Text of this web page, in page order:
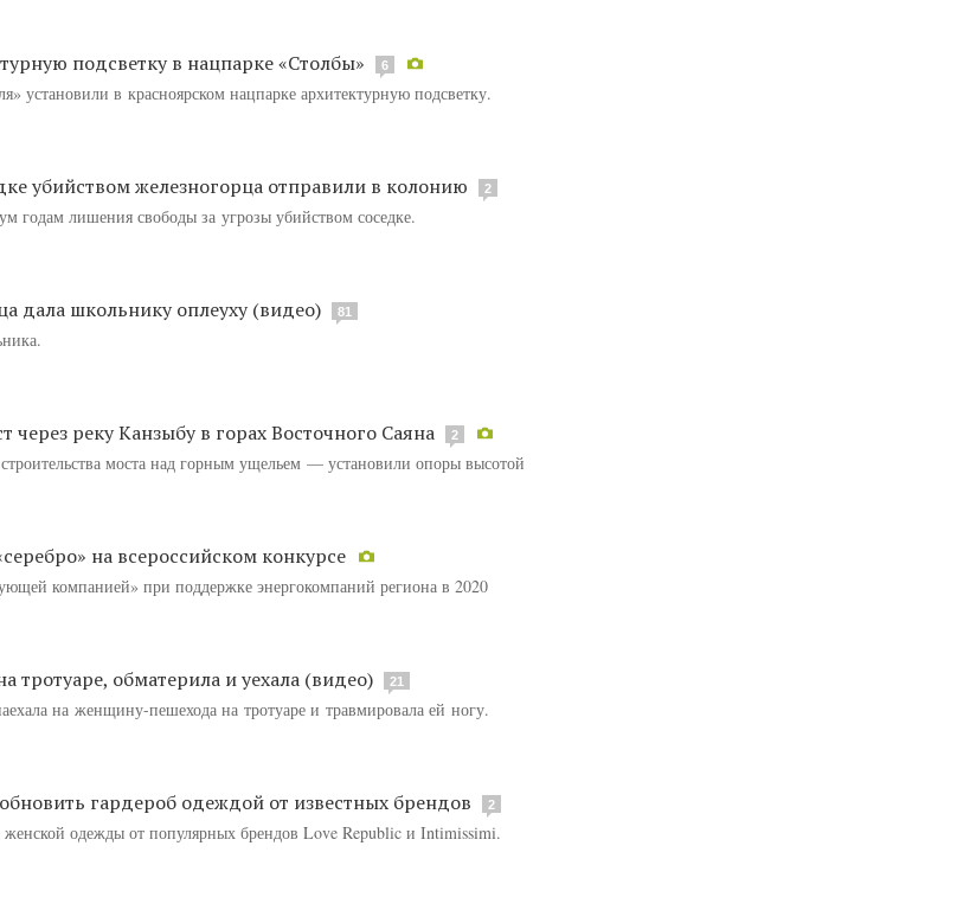
подсветку в нацпарке «Столбы» 6
установили в красноярском нацпарке архитектурную подсветку.
убийством железногорца отправили в колонию 2
годам лишения свободы за угрозы убийством соседке.
дала школьнику оплеуху (видео) 81
реку Канзыбу в горах Восточного Саяна 2
моста над горным ущельем — установили опоры высотой
на всероссийском конкурсе
компанией» при поддержке энергокомпаний региона в 2020
тротуаре, обматерила и уехала (видео) 21
на женщину-пешехода на тротуаре и травмировала ей ногу.
гардероб одеждой от известных брендов 2
женской одежды от популярных брендов Love Republic и Intimissimi.